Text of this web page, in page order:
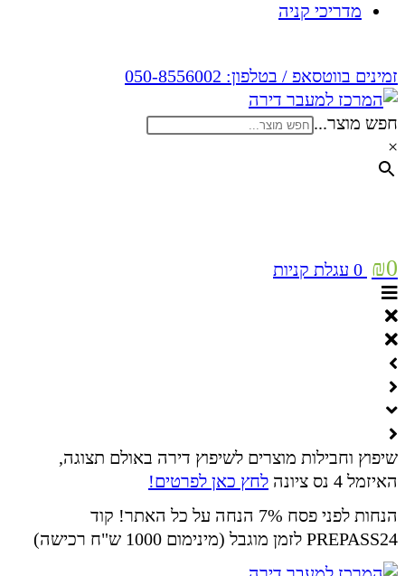
מדריכי קניה
זמינים בווטסאפ / בטלפון: 050-8556002
חפש מוצר...
×
₪0
0 עגלת קניות
שיפוץ וחבילות מוצרים לשיפוץ דירה באולם תצוגה,
האיזמל 4 נס ציונה
לחץ כאן לפרטים!
הנחות לפני פסח 7% הנחה על כל האתר! קוד
PREPASS24 לזמן מוגבל (מינימום 1000 ש"ח רכישה)